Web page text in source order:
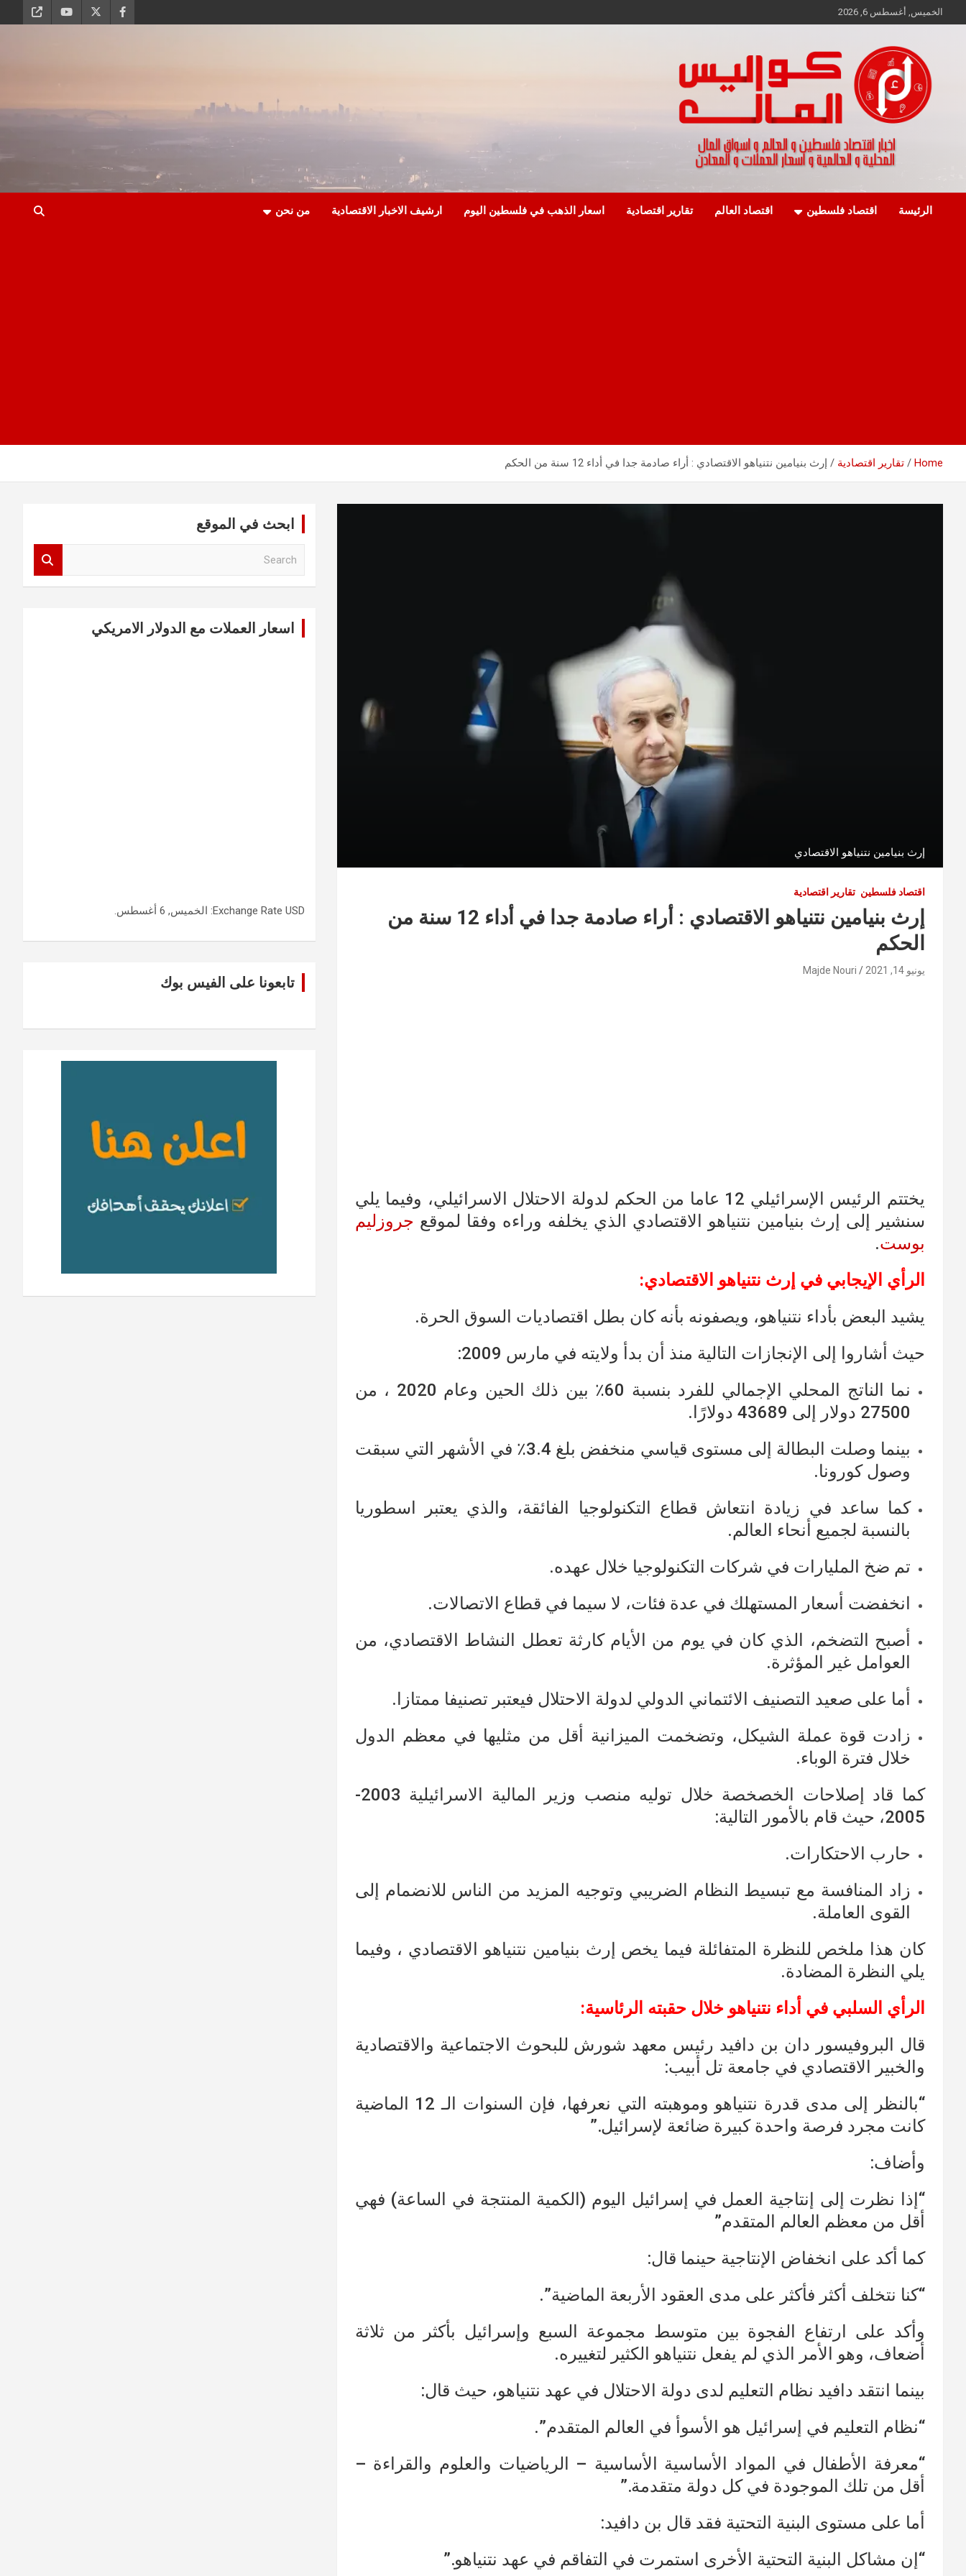
to
الخميس, أغسطس 6, 2026
كواليس المال
الرئيسة اقتصاد فلسطين اقتصاد العالم تقارير اقتصادية اسعار الذهب في فلسطين اليوم ارشيف الاخبار الاقتصادية من نحن
Home تقارير اقتصادية إرث بنيامين نتنياهو الاقتصادي : أراء صادمة جدا في أداء 12 سنة من الحكم
إرث بنيامين نتنياهو الاقتصادي
اقتصاد فلسطين تقارير اقتصادية
إرث بنيامين نتنياهو الاقتصادي : أراء صادمة جدا في أداء 12 سنة من
الحكم
يونيو 14, 2021 Majde Nouri
يختتم الرئيس الإسرائيلي 12 عاما من الحكم لدولة الاحتلال الاسرائيلي، وفيما يلي
سنشير إلى إرث بنيامين نتنياهو الاقتصادي الذي يخلفه وراءه وفقا لموقع جروزليم
بوست.
الرأي الإيجابي في إرث نتنياهو الاقتصادي:
يشيد البعض بأداء نتنياهو، ويصفونه بأنه كان بطل اقتصاديات السوق الحرة.
حيث أشاروا إلى الإنجازات التالية منذ أن بدأ ولايته في مارس 2009:
نما الناتج المحلي الإجمالي للفرد بنسبة 60٪ بين ذلك الحين وعام 2020 ، من
27500 دولار إلى 43689 دولارًا.
بينما وصلت البطالة إلى مستوى قياسي منخفض بلغ 3.4٪ في الأشهر التي سبقت
وصول كورونا.
كما ساعد في زيادة انتعاش قطاع التكنولوجيا الفائقة، والذي يعتبر اسطوريا
بالنسبة لجميع أنحاء العالم.
تم ضخ المليارات في شركات التكنولوجيا خلال عهده.
انخفضت أسعار المستهلك في عدة فئات، لا سيما في قطاع الاتصالات.
أصبح التضخم، الذي كان في يوم من الأيام كارثة تعطل النشاط الاقتصادي، من
العوامل غير المؤثرة.
أما على صعيد التصنيف الائتماني الدولي لدولة الاحتلال فيعتبر تصنيفا ممتازا.
زادت قوة عملة الشيكل، وتضخمت الميزانية أقل من مثليها في معظم الدول
خلال فترة الوباء.
كما قاد إصلاحات الخصخصة خلال توليه منصب وزير المالية الاسرائيلية 2003-
2005، حيث قام بالأمور التالية:
حارب الاحتكارات.
زاد المنافسة مع تبسيط النظام الضريبي وتوجيه المزيد من الناس للانضمام إلى
القوى العاملة.
كان هذا ملخص للنظرة المتفائلة فيما يخص إرث بنيامين نتنياهو الاقتصادي ، وفيما
يلي النظرة المضادة.
الرأي السلبي في أداء نتنياهو خلال حقبته الرئاسية:
قال البروفيسور دان بن دافيد رئيس معهد شورش للبحوث الاجتماعية والاقتصادية
والخبير الاقتصادي في جامعة تل أبيب:
“بالنظر إلى مدى قدرة نتنياهو وموهبته التي نعرفها، فإن السنوات الـ 12 الماضية
كانت مجرد فرصة واحدة كبيرة ضائعة لإسرائيل.”
وأضاف:
“إذا نظرت إلى إنتاجية العمل في إسرائيل اليوم (الكمية المنتجة في الساعة) فهي
أقل من معظم العالم المتقدم”
كما أكد على انخفاض الإنتاجية حينما قال:
“كنا نتخلف أكثر فأكثر على مدى العقود الأربعة الماضية”.
وأكد على ارتفاع الفجوة بين متوسط ​​مجموعة السبع وإسرائيل بأكثر من ثلاثة
أضعاف، وهو الأمر الذي لم يفعل نتنياهو الكثير لتغييره.
بينما انتقد دافيد نظام التعليم لدى دولة الاحتلال في عهد نتنياهو، حيث قال:
“نظام التعليم في إسرائيل هو الأسوأ في العالم المتقدم”.
“معرفة الأطفال في المواد الأساسية الأساسية – الرياضيات والعلوم والقراءة –
أقل من تلك الموجودة في كل دولة متقدمة.”
أما على مستوى البنية التحتية فقد قال بن دافيد:
“إن مشاكل البنية التحتية الأخرى استمرت في التفاقم في عهد نتنياهو.”
ابحث في الموقع
اسعار العملات مع الدولار الامريكي
Exchange Rate USD : الخميس, 6 أغسطس.
تابعونا على الفيس بوك